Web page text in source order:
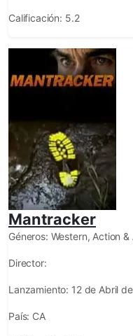
Calificación: 5.2
Mantracker
Géneros: Western, Action
Director:
Lanzamiento: 12 de Abril
País: CA